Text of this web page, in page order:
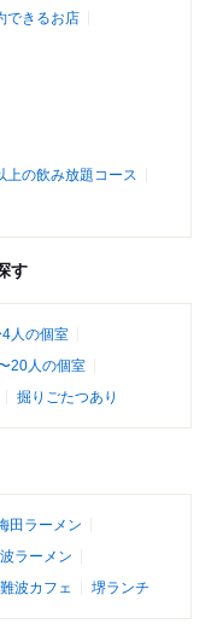
できるお店
上の飲み放題コース
す
人の個室
20人の個室
掘りごたつあり
田ラーメン
ラーメン
難波カフェ 堺ランチ